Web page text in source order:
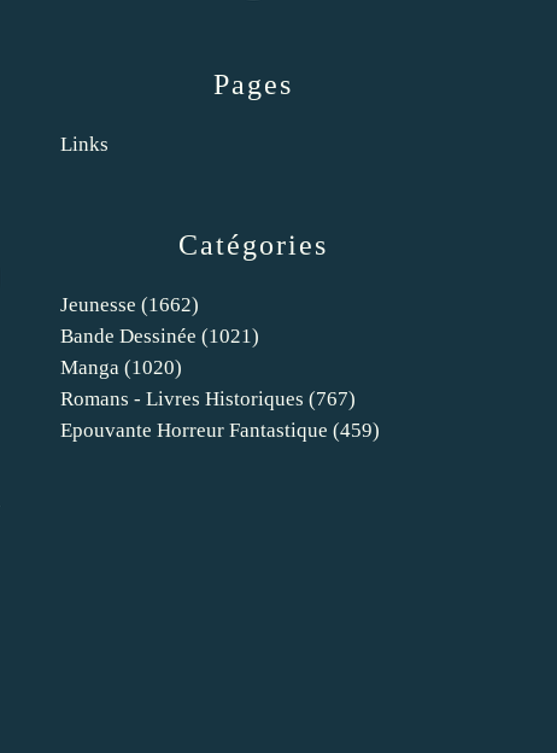
Catégories
Jeunesse (1662)
Bande Dessinée (1021)
Manga (1020)
Romans - Livres Historiques (767)
Epouvante Horreur Fantastique (459)
Pages
Links